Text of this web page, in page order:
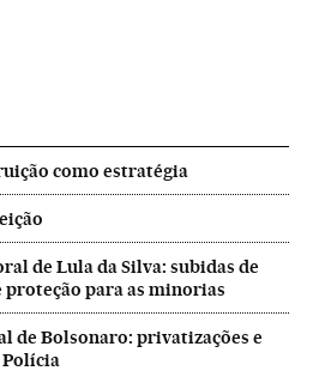
como estratégia
de Lula da Silva: subidas de
para as minorias
de Bolsonaro: privatizações e